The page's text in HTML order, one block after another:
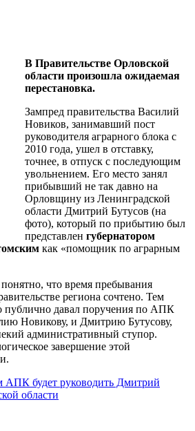
В Правительстве Орловской
области произошла ожидаемая
перестановка.
Зампред правительства Василий
Новиков, занимавший пост
руководителя аграрного блока с
2010 года, ушел в отставку,
точнее, в отпуск с последующим
увольнением. Его место занял
прибывший не так давно на
Орловщину из Ленинградской
области Дмитрий Бутусов (на
фото), который по прибытию был
представлен губернатором
как «помощник по аграрным
что время пребывания
региона сочтено. Тем
публично давал поручения по АПК
Новикову, и Дмитрию Бутусову,
административный ступор.
завершение этой
АПК будет руководить Дмитрий
области